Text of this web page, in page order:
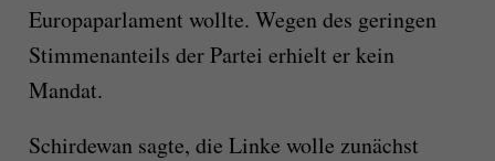
Europaparlament wollte. Wegen des geringen
Stimmenanteils der Partei erhielt er kein
Mandat.
Schirdewan sagte, die Linke wolle zunächst